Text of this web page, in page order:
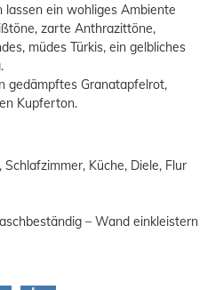
ein wohliges Ambiente
zarte Anthrazittöne,
müdes Türkis, ein gelbliches
gedämpftes Granatapfelrot,
Kupferton.
Küche, Diele, Flur
– Wand einkleistern